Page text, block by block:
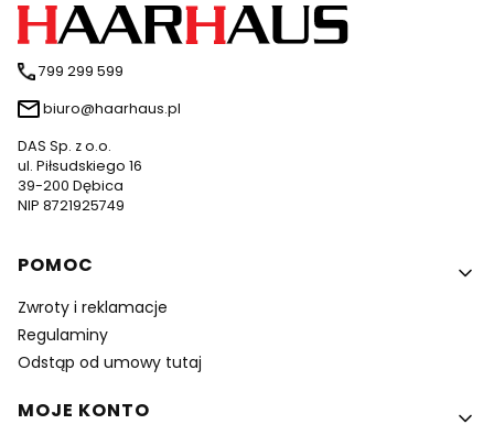
799 299 599
biuro@haarhaus.pl
DAS Sp. z o.o.
ul. Piłsudskiego 16
39-200 Dębica
NIP 8721925749
Linki w stopce
POMOC
Zwroty i reklamacje
Regulaminy
Odstąp od umowy tutaj
MOJE KONTO